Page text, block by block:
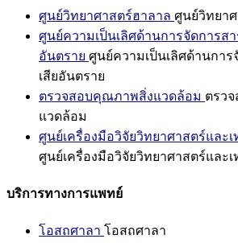
ศูนย์วิทยาศาสตร์ฮาลาล ศูนย์วิทยา
ศูนย์ความเป็นเลิศด้านการจัดการสา
อันตราย ศูนย์ความเป็นเลิศด้านการ
เสียอันตราย
ตรวจสอบคุณภาพสิ่งแวดล้อม ตรว
แวดล้อม
ศูนย์เครื่องมือวิจัยวิทยาศาสตร์และเ
ศูนย์เครื่องมือวิจัยวิทยาศาสตร์และเ
บริการทางการแพทย์
โอสถศาลา โอสถศาลา